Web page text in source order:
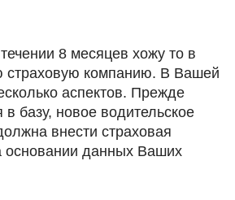
8 месяцев хожу то в
страховую компанию. В Вашей
аспектов. Прежде
в базу, новое водительское
внести страховая
основании данных Ваших